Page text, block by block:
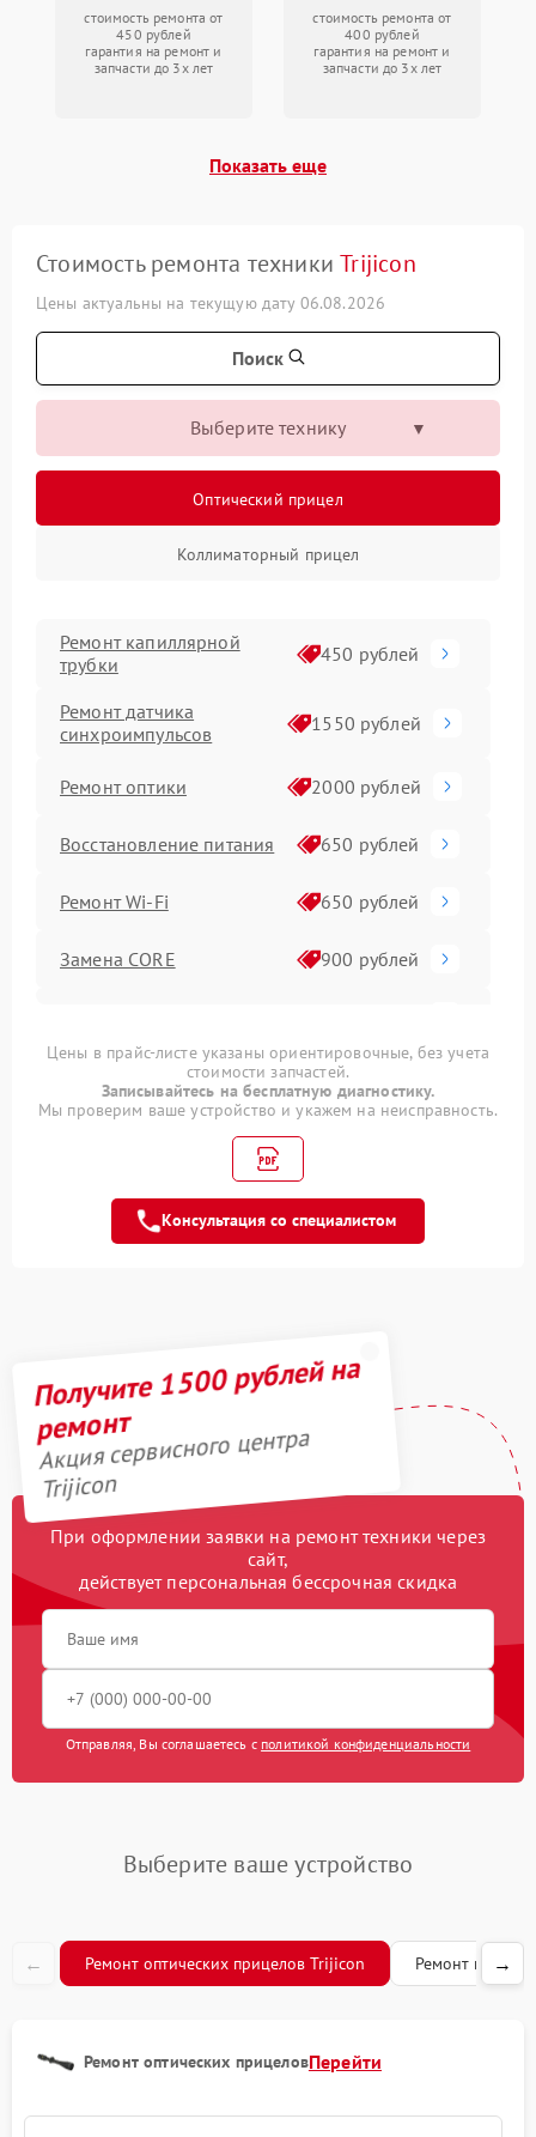
стоимость ремонта от
450 рублей
гарантия на ремонт и
запчасти до 3х лет
стоимость ремонта от
400 рублей
гарантия на ремонт и
запчасти до 3х лет
Показать еще
Стоимость ремонта техникиTrijicon
Цены актуальны на текущую дату 06.08.2026
Поиск
Выберите технику
Оптический прицел
Коллиматорный прицел
Ремонт капиллярной
трубки
450 рублей
Ремонт датчика
синхроимпульсов
1550 рублей
Ремонт оптики 2000 рублей
Восстановление питания 650 рублей
Ремонт Wi-Fi 650 рублей
Замена CORE 900 рублей
Замена аккумулятора 590 рублей
Ремонт встроенного
дальнометра и других
Замена матрицы 1100 рублей
Калибровка и настройка 750 рублей
Ремонт электронно-
лучевой трубки
Замена микросхемы
логики
450 рублей
Замена процессора 650 рублей
590 рублей
Ремонт разъема 590 рублей
Замена корпуса 1250 рублей
Замена дисплея (экрана) 750 рублей
характеристик
Ремонт платы управления
Цены в прайс-листе указаны ориентировочные, без учета
стоимости запчастей.
Записывайтесь на бесплатную диагностику.
Мы проверим ваше устройство и укажем на неисправность.
Консультация со специалистом
Получите 1500 рублей на
ремонт
Акция сервисного центра
Trijicon
При оформлении заявки на ремонт техники через
сайт,
действует персональная бессрочная скидка
Отправляя, Вы соглашаетесь с политикой конфиденциальности
Выберите ваше устройство
← Ремонт оптических прицелов Trijicon Ремонт →
Ремонт оптических прицеловПерейти